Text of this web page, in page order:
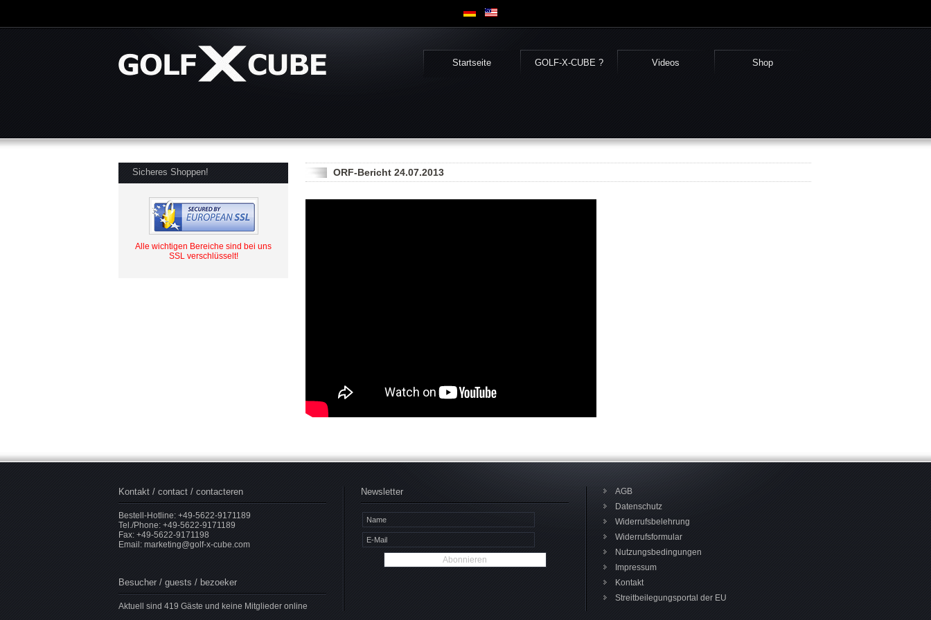
Startseite GOLF-X-CUBE ? Videos Shop
Sicheres Shoppen!
Alle wichtigen Bereiche sind bei uns
SSL verschlüsselt!
ORF-Bericht 24.07.2013
Kontakt / contact / contacteren
Bestell-Hotline: +49-5622-9171189
Tel./Phone: +49-5622-9171189
Fax: +49-5622-9171198
Email: marketing@golf-x-cube.com
Besucher / guests / bezoeker
Aktuell sind 419 Gäste und keine Mitglieder online
Newsletter
AGB
Datenschutz
Widerrufsbelehrung
Widerrufsformular
Nutzungsbedingungen
Impressum
Kontakt
Streitbeilegungsportal der EU